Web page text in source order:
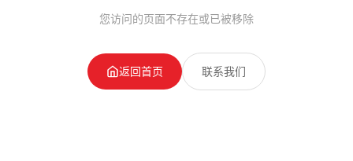
您访问的页面不存在或已被移除
返回首页 联系我们